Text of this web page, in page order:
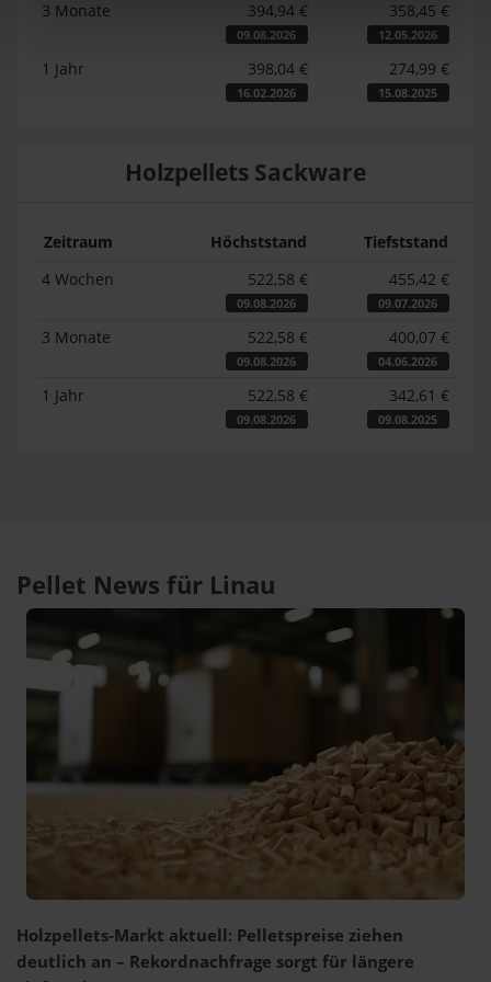
3 Monate 394,94 €
09.08.2026
358,45 €
12.05.2026
1 Jahr 398,04 €
16.02.2026
274,99 €
15.08.2025
Holzpellets Sackware
Zeitraum Höchststand
Tiefststand
4 Wochen
522,58 €
09.08.2026
455,42 €
09.07.2026
3 Monate 522,58 €
09.08.2026
400,07 €
04.06.2026
1 Jahr 522,58 €
09.08.2026
342,61 €
09.08.2025
Pellet News für Linau
Holzpellets-Markt aktuell: Pelletspreise ziehen
deutlich an – Rekordnachfrage sorgt für längere